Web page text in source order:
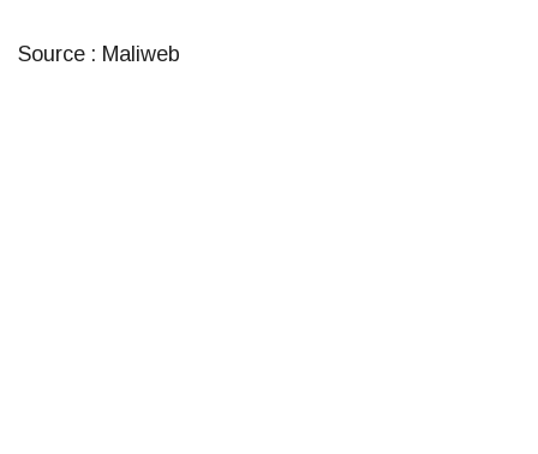
Source : Maliweb